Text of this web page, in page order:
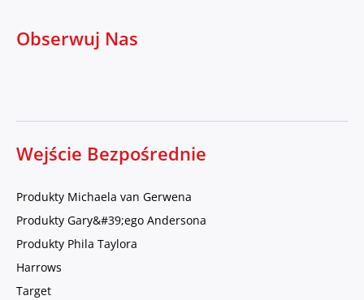
Obserwuj Nas
Wejście Bezpośrednie
Produkty Michaela van Gerwena
Produkty Gary&#39;ego Andersona
Produkty Phila Taylora
Harrows
Target